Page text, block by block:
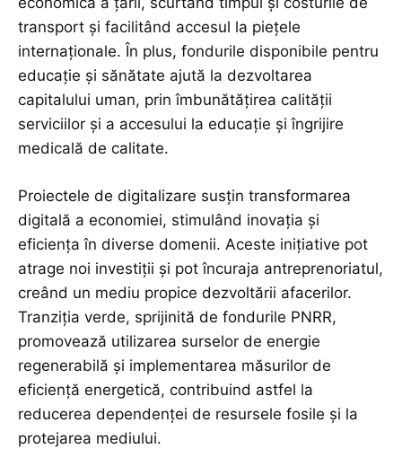
transport și facilitând accesul la piețele
internaționale. În plus, fondurile disponibile pentru
educație și sănătate ajută la dezvoltarea
capitalului uman, prin îmbunătățirea calității
serviciilor și a accesului la educație și îngrijire
medicală de calitate.
Proiectele de digitalizare susțin transformarea
digitală a economiei, stimulând inovația și
eficiența în diverse domenii. Aceste inițiative pot
atrage noi investiții și pot încuraja antreprenoriatul,
creând un mediu propice dezvoltării afacerilor.
Tranziția verde, sprijinită de fondurile PNRR,
promovează utilizarea surselor de energie
regenerabilă și implementarea măsurilor de
eficiență energetică, contribuind astfel la
reducerea dependenței de resursele fosile și la
protejarea mediului.